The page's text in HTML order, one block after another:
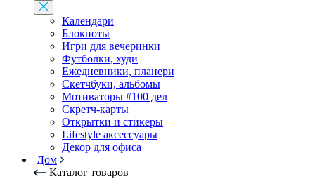
Календари
Блокноты
Игри для вечеринки
Футболки, худи
Ежедневники, планери
Скетчбуки, альбомы
Мотиваторы #100 дел
Скретч-карты
Открытки и стикеры
Lifestyle аксессуары
Декор для офиса
Дом
Каталог товаров